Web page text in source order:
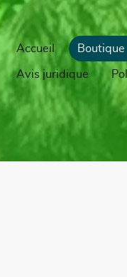
Accueil Boutique
Avis juridique